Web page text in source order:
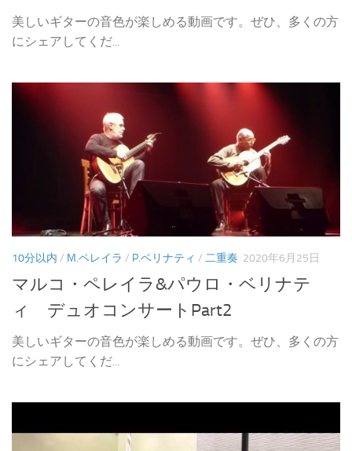
美しいギターの音色が楽しめる動画です。ぜひ、多くの方
にシェアしてくだ...
10分以内 / M.ペレイラ / P.ベリナティ / 二重奏 2020年6月25日
マルコ・ペレイラ&パウロ・ベリナテ
ィ デュオコンサートPart2
美しいギターの音色が楽しめる動画です。ぜひ、多くの方
にシェアしてくだ...